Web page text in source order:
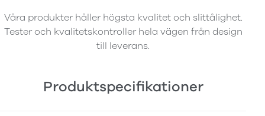
Våra produkter håller högsta kvalitet och slittålighet.
Tester och kvalitetskontroller hela vägen från design
till leverans.
Produktspecifikationer